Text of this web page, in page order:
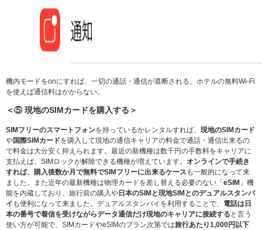
機内モードをonにすれば、一切の通話・通信が遮断される。ホテルの無料Wi-Fi
を使えば通信料はかからない。
＜⑤ 現地のSIMカードを購入する＞
SIMフリーのスマートフォンを持っているかレンタルすれば、 現地のSIMカード
や国際SIMカードを購入して現地の通信キャリアの料金で通話・通信出来るの
で料金は大分安く抑えられます。最近の新機種は数千円の手数料をキャリアに
支払えば、SIMロックが解除できる機種が増えています。 オンラインで手続き
すれば、購入後数か月で無料でSIMフリーに出来るケース も一般的になって来
ました。また近年の最新機種は物理カードを差し替える必要のない「eSIM 」機
能を内蔵しており、旅行前の購入や日本のSIMと現地SIMとのデュアルスタンバ
イ も便利になって来ました。デュアルスタンバイを利用することで、 電話は日
本の番号で着信を受けながらデータ通信だけ現地のキャリアに接続する と言う
使い方が可能で、SIMカードやeSIMのプラン次第では旅行あたり1,000円以下